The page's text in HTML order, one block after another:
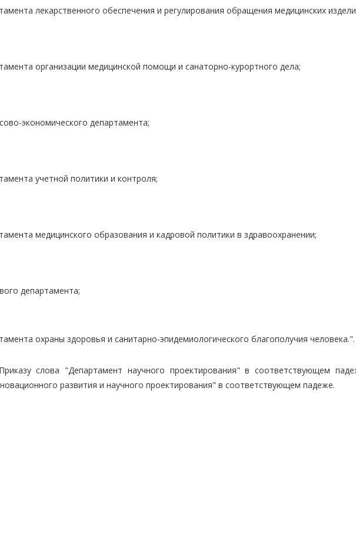
лекарственного обеспечения и регулирования обращения медицинских
организации медицинской помощи и санаторно-курортного дела;
экономического департамента;
учетной политики и контроля;
медицинского образования и кадровой политики в здравоохранении;
департамента;
охраны здоровья и санитарно-эпидемиологического благополучия человека.".
слова "Департамент научного проектирования" в соответствующем
развития и научного проектирования" в соответствующем падеже.